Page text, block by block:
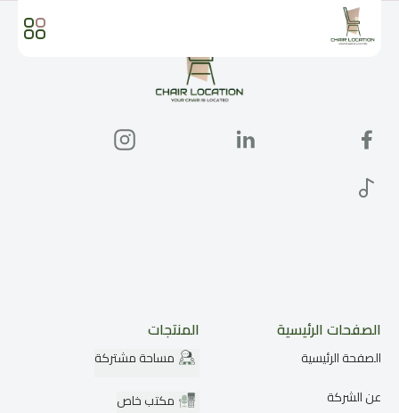
الصفحات الرئيسية
الصفحة الرئيسية
عن الشركة
المنتجات
مساحة مشتركة
مكتب خاص